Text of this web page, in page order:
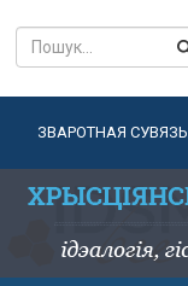
ЗВАРОТНАЯ СУВЯЗЬ